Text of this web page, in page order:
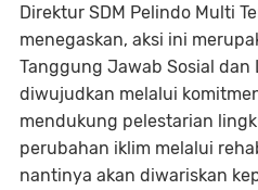
Direktur SDM Pelindo Multi
menegaskan, aksi ini
Tanggung Jawab Sosial dan
diwujudkan melalui
mendukung pelestarian
perubahan iklim melalui
nantinya akan diwariskan